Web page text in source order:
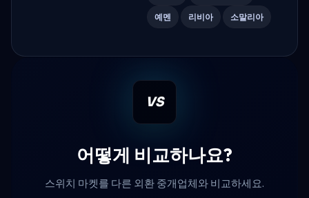
예멘 리비아 소말리아
VS
어떻게 비교하나요?
스위치 마켓를 다른 외환 중개업체와 비교하세요.